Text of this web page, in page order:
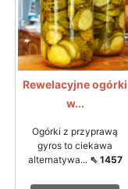
Rewelacyjne ogórki
w...
Ogórki z przyprawą
gyros to ciekawa
alternatywa... ⇖ 1457